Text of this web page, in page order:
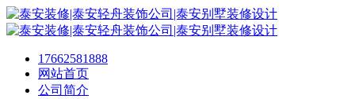
17662581888
网站首页
公司简介